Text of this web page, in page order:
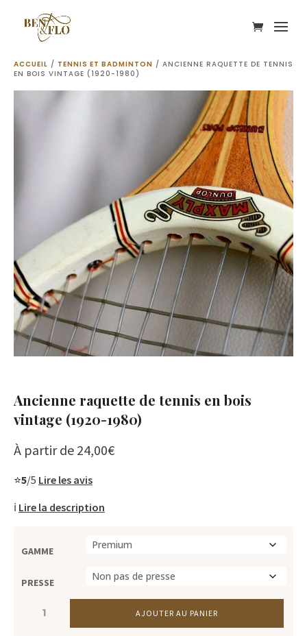
ACCUEIL / TENNIS ET BADMINTON / ANCIENNE RAQUETTE DE TENNIS
EN BOIS VINTAGE (1920-1980)
Ancienne raquette de tennis en bois
vintage (1920-1980)
À partir de 24,00€
⭐5/5 Lire les avis
ℹ️ Lire la description
GAMME
PRESSE
QUANTITÉ
AJOUTER AU PANIER